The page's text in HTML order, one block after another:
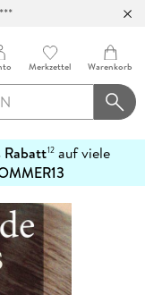
Merkzettel Warenkorb
Rabatt12 auf viele